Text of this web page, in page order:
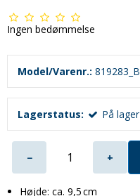
Ingen bedømmelse
Model/Varenr.: 819283_B
Lagerstatus: På lager
− +
Højde: ca. 9,5 cm